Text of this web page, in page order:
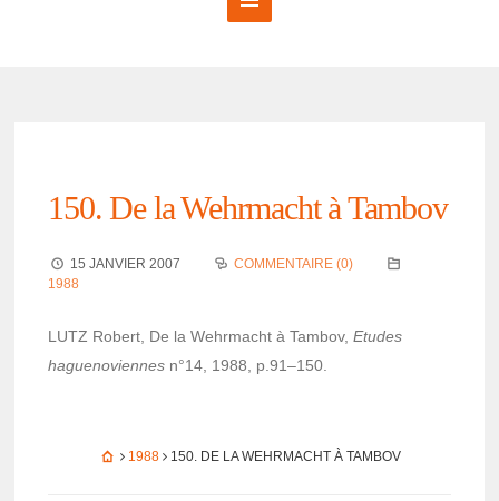
150. De la Wehr­macht à Tambov
15 JANVIER 2007
COMMENTAIRE (0)
1988
LUTZ Robert, De la Wehr­macht à Tambov,Etudes
hague­no­viennes n°14, 1988, p.91–150.
1988 150. DE LA WEHR­MACHT À TAMBOV